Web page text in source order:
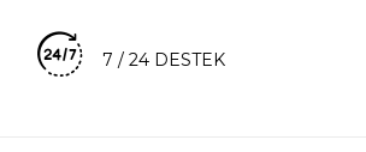
7 / 24 DESTEK